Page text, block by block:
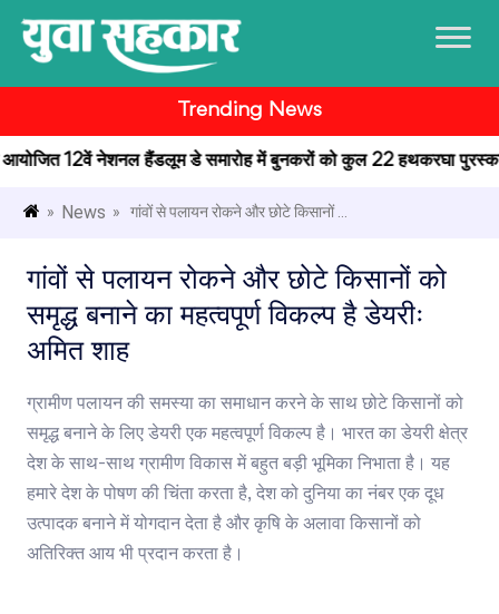
Trending News
12वें नेशनल हैंडलूम डे समारोह में बुनकरों को कुल 22 हथकरघा पुरस्कार
» News » गांवों से पलायन रोकने और छोटे किसानों ...
गांवों से पलायन रोकने और छोटे किसानों को
समृद्ध बनाने का महत्वपूर्ण विकल्प है डेयरीः
अमित शाह
ग्रामीण पलायन की समस्या का समाधान करने के साथ छोटे किसानों को
समृद्ध बनाने के लिए डेयरी एक महत्वपूर्ण विकल्प है। भारत का डेयरी क्षेत्र
देश के साथ-साथ ग्रामीण विकास में बहुत बड़ी भूमिका निभाता है। यह
हमारे देश के पोषण की चिंता करता है, देश को दुनिया का नंबर एक दूध
उत्पादक बनाने में योगदान देता है और कृषि के अलावा किसानों को
अतिरिक्त आय भी प्रदान करता है।